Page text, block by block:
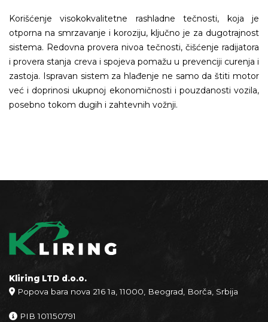
Korišćenje visokokvalitetne rashladne tečnosti, koja je
otporna na smrzavanje i koroziju, ključno je za dugotrajnost
sistema. Redovna provera nivoa tečnosti, čišćenje radijatora
i provera stanja creva i spojeva pomažu u prevenciji curenja i
zastoja. Ispravan sistem za hlađenje ne samo da štiti motor
već i doprinosi ukupnoj ekonomičnosti i pouzdanosti vozila,
posebno tokom dugih i zahtevnih vožnji.
Kliring LTD d.o.o.
Popova bara nova 216 1a, 11000, Beograd, Borča, Srbija
PIB 101150791